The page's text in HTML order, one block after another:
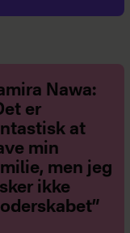
Nawa:
er
at
min
men jeg
ikke